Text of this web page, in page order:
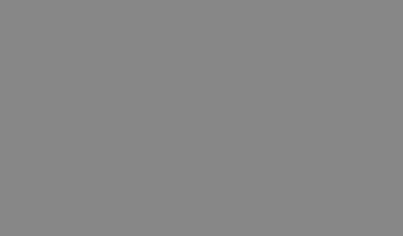
prvek vzoru v názvu
Jedná se o variantu
Google na
k rozlišení
klienta. Je
návštěvnících, relacích
jako je nabízení cen v